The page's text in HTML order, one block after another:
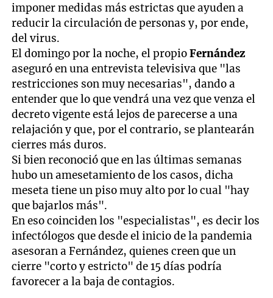
imponer medidas más estrictas que ayuden a
reducir la circulación de personas y, por ende,
del virus.
El domingo por la noche, el propioFernández
aseguró en una entrevista televisiva que "las
restricciones son muy necesarias", dando a
entender que lo que vendrá una vez que venza el
decreto vigente está lejos de parecerse a una
relajación y que, por el contrario, se plantearán
cierres más duros.
Si bien reconoció que en las últimas semanas
hubo un amesetamiento de los casos, dicha
meseta tiene un piso muy alto por lo cual "hay
que bajarlos más".
En eso coinciden los "especialistas", es decir los
infectólogos que desde el inicio de la pandemia
asesoran a Fernández, quienes creen que un
cierre "corto y estricto" de 15 días podría
favorecer a la baja de contagios.